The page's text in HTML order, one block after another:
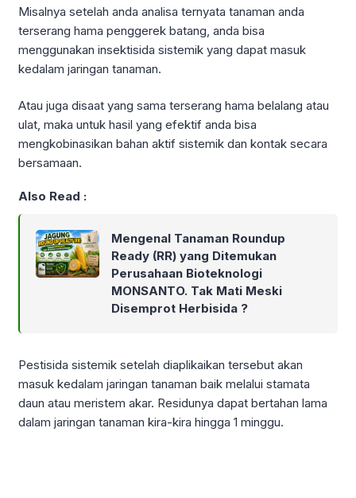
Misalnya setelah anda analisa ternyata tanaman anda
terserang hama penggerek batang, anda bisa
menggunakan insektisida sistemik yang dapat masuk
kedalam jaringan tanaman.
Atau juga disaat yang sama terserang hama belalang atau
ulat, maka untuk hasil yang efektif anda bisa
mengkobinasikan bahan aktif sistemik dan kontak secara
bersamaan.
Also Read :
Mengenal Tanaman Roundup
Ready (RR) yang Ditemukan
Perusahaan Bioteknologi
MONSANTO. Tak Mati Meski
Disemprot Herbisida ?
Pestisida sistemik setelah diaplikaikan tersebut akan
masuk kedalam jaringan tanaman baik melalui stamata
daun atau meristem akar. Residunya dapat bertahan lama
dalam jaringan tanaman kira-kira hingga 1 minggu.